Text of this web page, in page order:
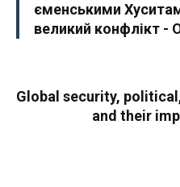
єменськими
великий конфлікт -
Global security,
and their